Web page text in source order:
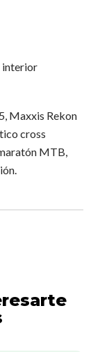
interior
Maxxis Rekon
cross
MTB,